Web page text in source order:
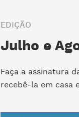
EDIÇÃO
Julho e
Faça a assinatura
recebê-la em casa